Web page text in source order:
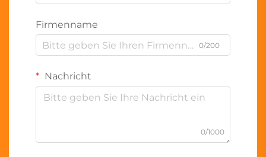
Firmenname
0/200
Nachricht
0/1000